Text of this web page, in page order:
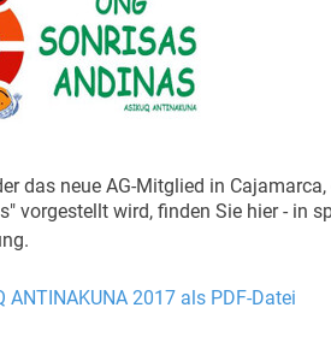
das neue AG-Mitglied in Cajamarca,
vorgestellt wird, finden Sie hier - in
ANTINAKUNA 2017 als PDF-Datei